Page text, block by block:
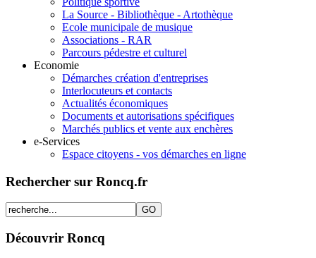
La Source - Bibliothèque - Artothèque
Ecole municipale de musique
Associations - RAR
Parcours pédestre et culturel
Economie
Démarches création d'entreprises
Interlocuteurs et contacts
Actualités économiques
Documents et autorisations spécifiques
Marchés publics et vente aux enchères
e-Services
Espace citoyens - vos démarches en ligne
Rechercher sur Roncq.fr
Découvrir Roncq